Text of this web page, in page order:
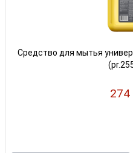
Средство для мытья
274